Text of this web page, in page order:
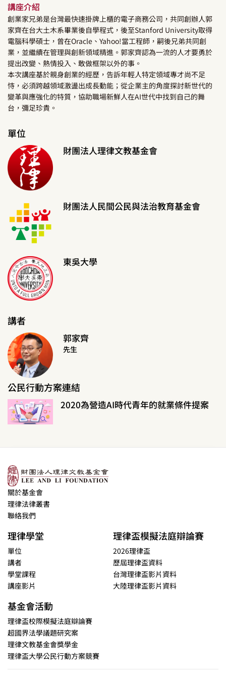
講座介紹
創業家兄弟是台灣最快速掛牌上櫃的電子商務公司，共同創辦人郭
家齊在台大土木系畢業後自學程式，後至Stanford University取得
電腦科學碩士，曾在Oracle、Yahoo!當工程師，嗣後兄弟共同創
業，並繼續在管理與創新領域精進。郭家齊認為一流的人才要勇於
提出改變、熱情投入、敢做框架以外的事。
本次講座基於親身創業的經歷，告訴年輕人特定領域專才尚不足
恃，必須跨越領域激盪出成長動能；從企業主的角度探討新世代的
變革與應強化的特質，協助職場新鮮人在AI世代中找到自己的舞
台，彌足珍貴。
單位
財團法人理律文教基金會
財團法人民間公民與法治教育基金會
東吳大學
講者
郭家齊
先生
公民行動方案連結
2020為營造AI時代青年的就業條件提案
關於基金會
理律法律叢書
聯絡我們
理律學堂
單位
講者
學堂課程
講座影片
理律盃模擬法庭辯論賽
2026理律盃
歷屆理律盃資料
台灣理律盃影片資料
大陸理律盃影片資料
基金會活動
理律盃校際模擬法庭辯論賽
超國界法學議題研究案
理律文教基金會獎學金
理律盃大學公民行動方案競賽